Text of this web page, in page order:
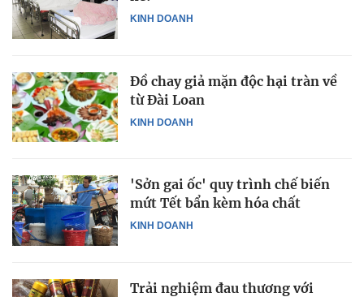
KINH DOANH
KINH DOANH
Đồ chay giả mặn độc hại tràn về
từ Đài Loan
KINH DOANH
'Sởn gai ốc' quy trình chế biến
mứt Tết bẩn kèm hóa chất
Trải nghiệm đau thương với